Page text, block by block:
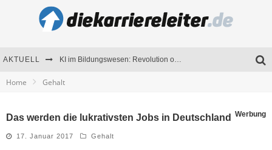
AKTUELL KI im Bildungswesen: Revolution oder Risiko für Schulen und Universitäten?
Home Gehalt
Das werden die lukrativsten Jobs in Deutschland Werbung
17. Januar 2017 Gehalt